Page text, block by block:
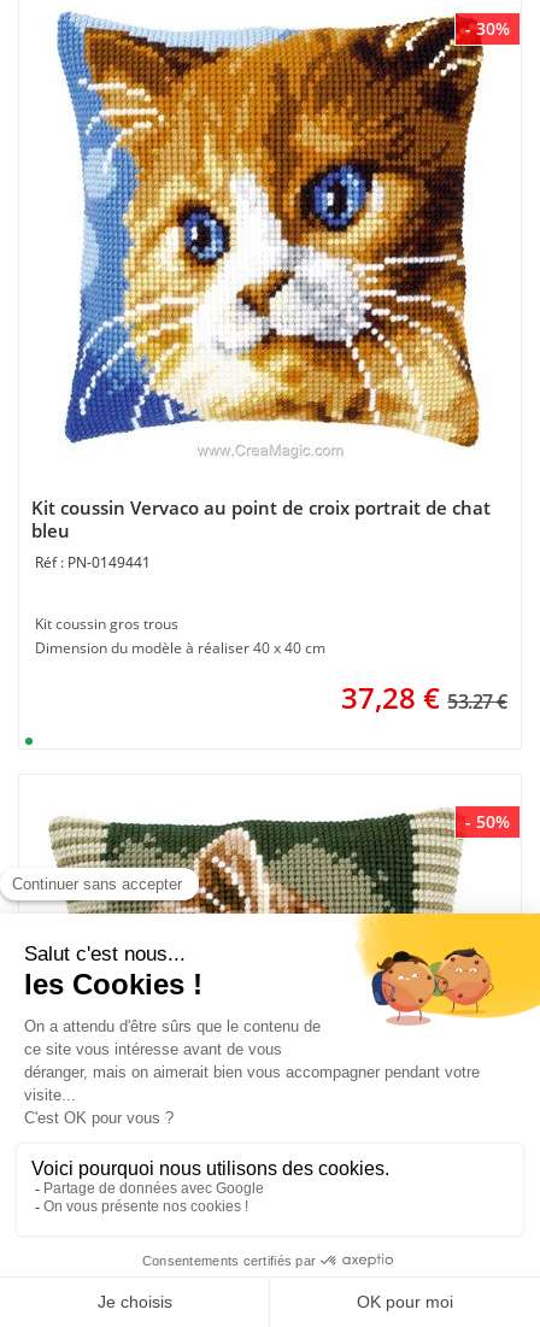
- 30%
Kit coussin Vervaco au point de croix portrait de chat
bleu
PN-0149441
Kit coussin gros trous
Dimension du modèle à réaliser 40 x 40 cm
37,28 € 53.27 €
- 50%
Kit coussin au point de croix coucou le chat de Vervaco